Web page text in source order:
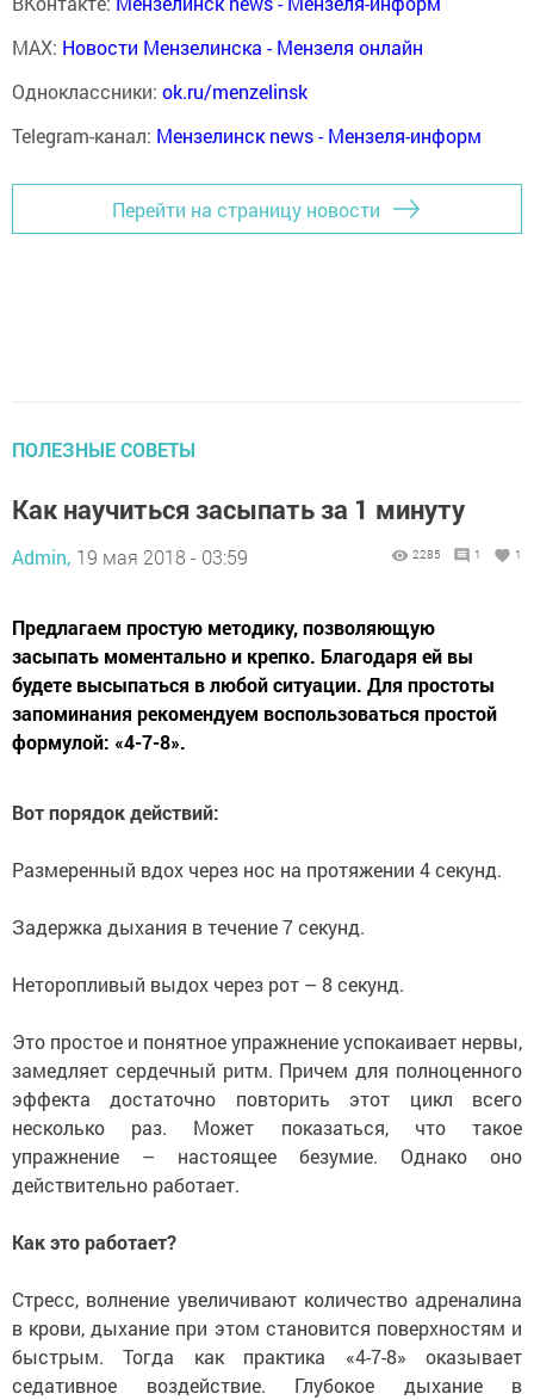
MAX: Новости Мензелинска - Мензеля онлайн
Одноклассники: ok.ru/menzelinsk
Telegram-канал: Мензелинск news - Мензеля-информ
Перейти на страницу новости
ПОЛЕЗНЫЕ СОВЕТЫ
Как научиться засыпать за 1 минуту
Admin, 19 мая 2018 - 03:59 2285 1 1
Предлагаем простую методику, позволяющую
засыпать моментально и крепко. Благодаря ей вы
будете высыпаться в любой ситуации. Для простоты
запоминания рекомендуем воспользоваться простой
формулой: «4-7-8».
Вот порядок действий:
Размеренный вдох через нос на протяжении 4 секунд.
Задержка дыхания в течение 7 секунд.
Неторопливый выдох через рот – 8 секунд.
Это простое и понятное упражнение успокаивает нервы,
замедляет сердечный ритм. Причем для полноценного
эффекта достаточно повторить этот цикл всего
несколько раз. Может показаться, что такое
упражнение – настоящее безумие. Однако оно
действительно работает.
Как это работает?
Стресс, волнение увеличивают количество адреналина
в крови, дыхание при этом становится поверхностям и
быстрым. Тогда как практика «4-7-8» оказывает
седативное воздействие. Глубокое дыхание в